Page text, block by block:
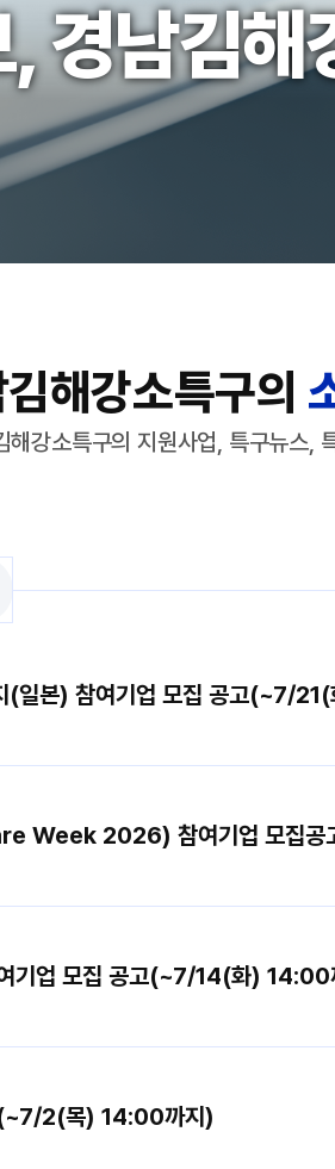
,경남김해
해강소특구의
해강소특구의 지원사업, 특구뉴스,
기업 모집 공고(~7/14(화) 14:00
2(목) 14:00까지)